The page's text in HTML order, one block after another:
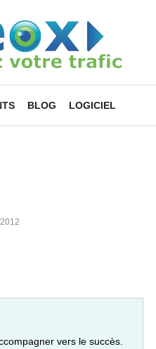
BLOG LOGICIEL
vers le succès.